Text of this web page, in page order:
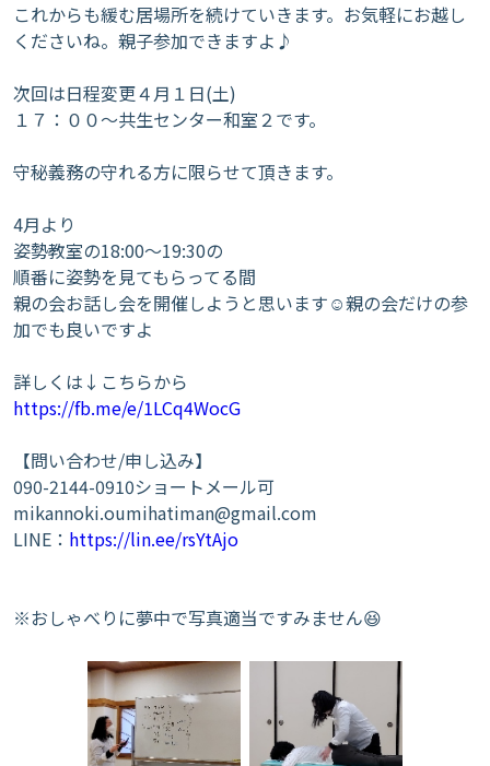
これからも緩む居場所を続けていきます。お気軽にお越し
くださいね。親子参加できますよ♪
次回は日程変更４月１日(土)
１７：００～共生センター和室２です。
守秘義務の守れる方に限らせて頂きます。
4月より
姿勢教室の18:00～19:30の
順番に姿勢を見てもらってる間
親の会お話し会を開催しようと思います☺親の会だけの参
加でも良いですよ
詳しくは↓こちらから
https://fb.me/e/1LCq4WocG
【問い合わせ/申し込み】
090-2144-0910ショートメール可
mikannoki.oumihatiman@gmail.com
LINE： https://lin.ee/rsYtAjo
※おしゃべりに夢中で写真適当ですみません😆